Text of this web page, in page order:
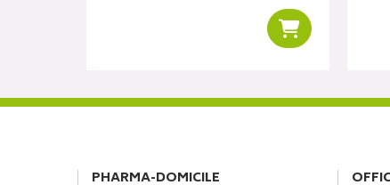
Ajouter au
PHARMA-DOMICILE